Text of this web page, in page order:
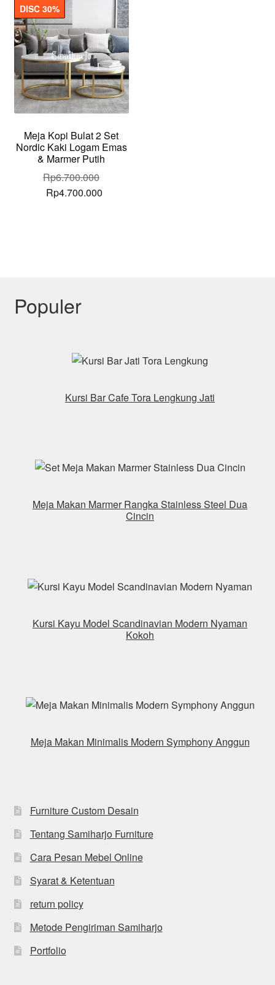
Meja Kopi Bulat 2 Set
Nordic Kaki Logam Emas
& Marmer Putih
DISC 30%
Rp6.700.000
Original
Rp4.700.000
Populer
Kursi Bar Cafe Tora Lengkung Jati
Meja Makan Marmer Rangka Stainless Steel Dua
Cincin
Kursi Kayu Model Scandinavian Modern Nyaman
Kokoh
Meja Makan Minimalis Modern Symphony Anggun
Furniture Custom Desain
Tentang Samiharjo Furniture
Cara Pesan Mebel Online
Syarat & Ketentuan
return policy
Metode Pengiriman Samiharjo
Portfolio